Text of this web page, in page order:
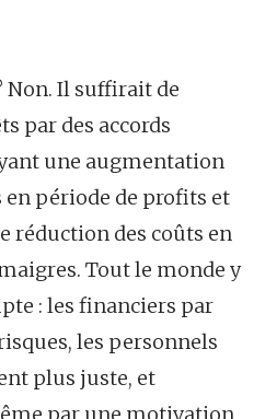
Non. Il suffirait de
par des accords
une augmentation
période de profits et
réduction des coûts en
Tout le monde y
: les financiers par
les personnels
plus juste, et